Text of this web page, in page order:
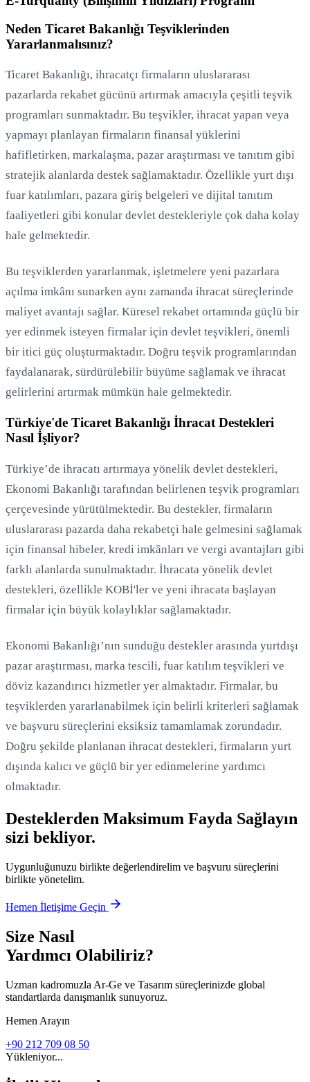
Neden Ticaret Bakanlığı Teşviklerinden
Yararlanmalısınız?
Ticaret Bakanlığı, ihracatçı firmaların uluslararası
pazarlarda rekabet gücünü artırmak amacıyla çeşitli teşvik
programları sunmaktadır. Bu teşvikler, ihracat yapan veya
yapmayı planlayan firmaların finansal yüklerini
hafifletirken, markalaşma, pazar araştırması ve tanıtım gibi
stratejik alanlarda destek sağlamaktadır. Özellikle yurt dışı
fuar katılımları, pazara giriş belgeleri ve dijital tanıtım
faaliyetleri gibi konular devlet destekleriyle çok daha kolay
hale gelmektedir.
Bu teşviklerden yararlanmak, işletmelere yeni pazarlara
açılma imkânı sunarken aynı zamanda ihracat süreçlerinde
maliyet avantajı sağlar. Küresel rekabet ortamında güçlü bir
yer edinmek isteyen firmalar için devlet teşvikleri, önemli
bir itici güç oluşturmaktadır. Doğru teşvik programlarından
faydalanarak, sürdürülebilir büyüme sağlamak ve ihracat
gelirlerini artırmak mümkün hale gelmektedir.
Türkiye'de Ticaret Bakanlığı İhracat Destekleri
Nasıl İşliyor?
Türkiye’de ihracatı artırmaya yönelik devlet destekleri,
Ekonomi Bakanlığı tarafından belirlenen teşvik programları
çerçevesinde yürütülmektedir. Bu destekler, firmaların
uluslararası pazarda daha rekabetçi hale gelmesini sağlamak
için finansal hibeler, kredi imkânları ve vergi avantajları gibi
farklı alanlarda sunulmaktadır. İhracata yönelik devlet
destekleri, özellikle KOBİ'ler ve yeni ihracata başlayan
firmalar için büyük kolaylıklar sağlamaktadır.
Ekonomi Bakanlığı’nın sunduğu destekler arasında yurtdışı
pazar araştırması, marka tescili, fuar katılım teşvikleri ve
döviz kazandırıcı hizmetler yer almaktadır. Firmalar, bu
teşviklerden yararlanabilmek için belirli kriterleri sağlamak
ve başvuru süreçlerini eksiksiz tamamlamak zorundadır.
Doğru şekilde planlanan ihracat destekleri, firmaların yurt
dışında kalıcı ve güçlü bir yer edinmelerine yardımcı
olmaktadır.
Desteklerden Maksimum Fayda Sağlayın
sizi bekliyor.
Uygunluğunuzu birlikte değerlendirelim ve başvuru süreçlerini
birlikte yönetelim.
Hemen İletişime Geçin
Size Nasıl
Yardımcı Olabiliriz?
Uzman kadromuzla Ar-Ge ve Tasarım süreçlerinizde global
standartlarda danışmanlık sunuyoruz.
Hemen Arayın
+90 212 709 08 50
Yükleniyor...